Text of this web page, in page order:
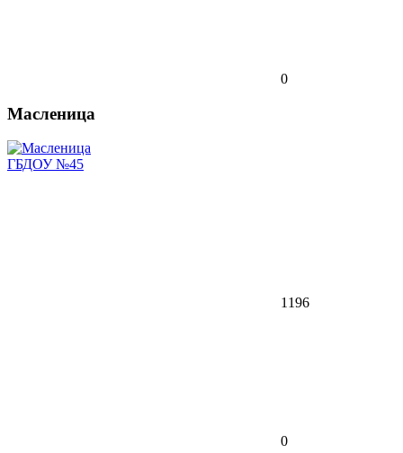
0
Масленица
ГБДОУ №45
1196
0